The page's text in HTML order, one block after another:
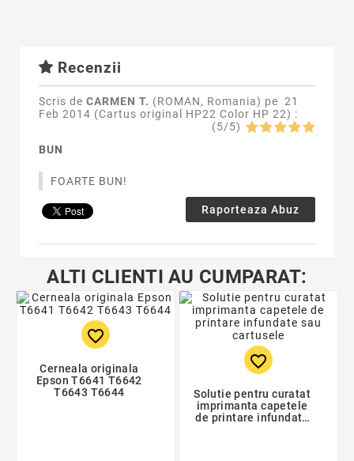
Recenzii
Scris de CARMEN T. (ROMAN, Romania) pe 21
Feb 2014 (Cartus original HP22 Color HP 22) :
(5/5)
BUN
FOARTE BUN!
Raporteaza Abuz
ALTI CLIENTI AU CUMPARAT:
favorite_border
Cerneala originala
Epson T6641 T6642
T6643 T6644
favorite_border
Solutie pentru curatat
imprimanta capetele
de printare infundate